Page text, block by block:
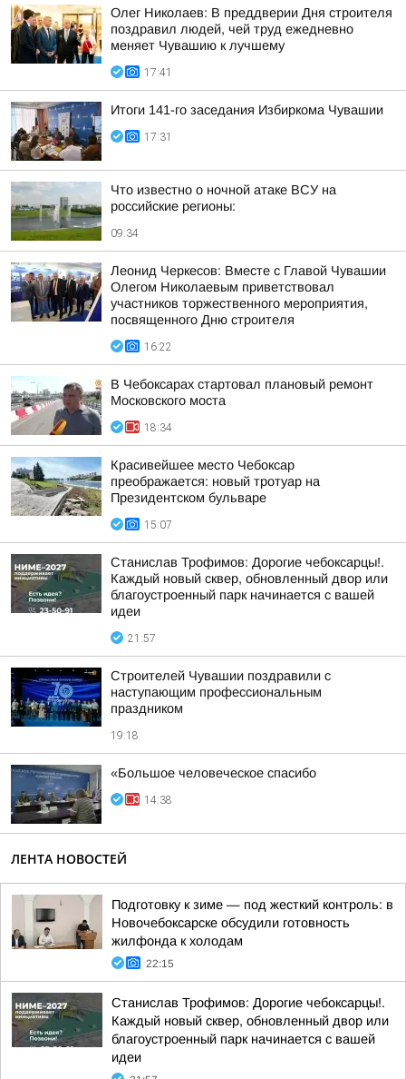
Олег Николаев: В преддверии Дня строителя
поздравил людей, чей труд ежедневно
меняет Чувашию к лучшему
17:41
Итоги 141-го заседания Избиркома Чувашии
17:31
Что известно о ночной атаке ВСУ на
российские регионы:
09:34
Леонид Черкесов: Вместе с Главой Чувашии
Олегом Николаевым приветствовал
участников торжественного мероприятия,
посвященного Дню строителя
16:22
В Чебоксарах стартовал плановый ремонт
Московского моста
18:34
Красивейшее место Чебоксар
преображается: новый тротуар на
Президентском бульваре
15:07
Станислав Трофимов: Дорогие чебоксарцы!.
Каждый новый сквер, обновленный двор или
благоустроенный парк начинается с вашей
идеи
21:57
Строителей Чувашии поздравили с
наступающим профессиональным
праздником
19:18
«Большое человеческое спасибо
14:38
ЛЕНТА НОВОСТЕЙ
Подготовку к зиме — под жесткий контроль: в
Новочебоксарске обсудили готовность
жилфонда к холодам
22:15
Станислав Трофимов: Дорогие чебоксарцы!.
Каждый новый сквер, обновленный двор или
благоустроенный парк начинается с вашей
идеи